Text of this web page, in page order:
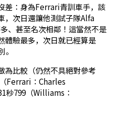
：身為Ferrari青訓車手，該
，次日還讓他測試子隊Alfa
、甚至名次相鄰！這當然不是
體驗最多，次日就已經算是
為比較（仍然不具絕對參考
Ferrari：Charles
秒799（Williams：